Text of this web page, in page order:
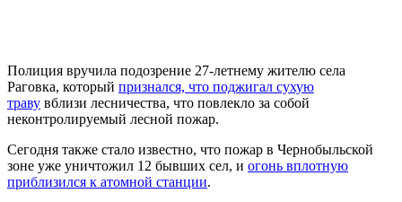
Полиция вручила подозрение 27-летнему жителю села
Раговка, который признался, что поджигал сухую
траву вблизи лесничества, что повлекло за собой
неконтролируемый лесной пожар.
Сегодня также стало известно, что пожар в Чернобыльской
зоне уже уничтожил 12 бывших сел, и огонь вплотную
приблизился к атомной станции.